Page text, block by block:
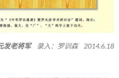
发老将军录入：罗训森 2014.6.18